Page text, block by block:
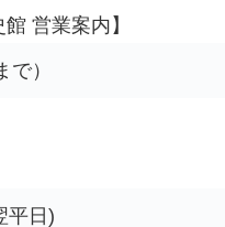
営業案内】
）
平日)